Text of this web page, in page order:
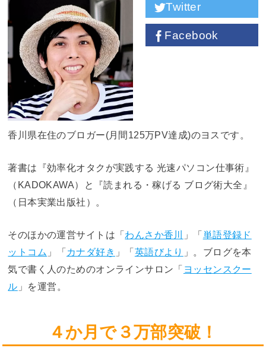
Twitter
Facebook
香川県在住のブロガー(月間125万PV達成)のヨスです。
著書は『効率化オタクが実践する 光速パソコン仕事術』
（KADOKAWA）と『読まれる・稼げる ブログ術大全』
（日本実業出版社）。
そのほかの運営サイトは「わんさか香川 」「単語登録ド
ットコム 」「カナダ好き 」「英語びより
」。ブログを本
気で書く人のためのオンラインサロン「 ヨッセンスクー
ル 」を運営。
４か月で３万部突破！